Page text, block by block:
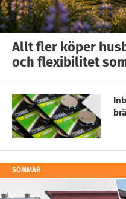
Allt fler köper
och flexibilitet
SOMMAR